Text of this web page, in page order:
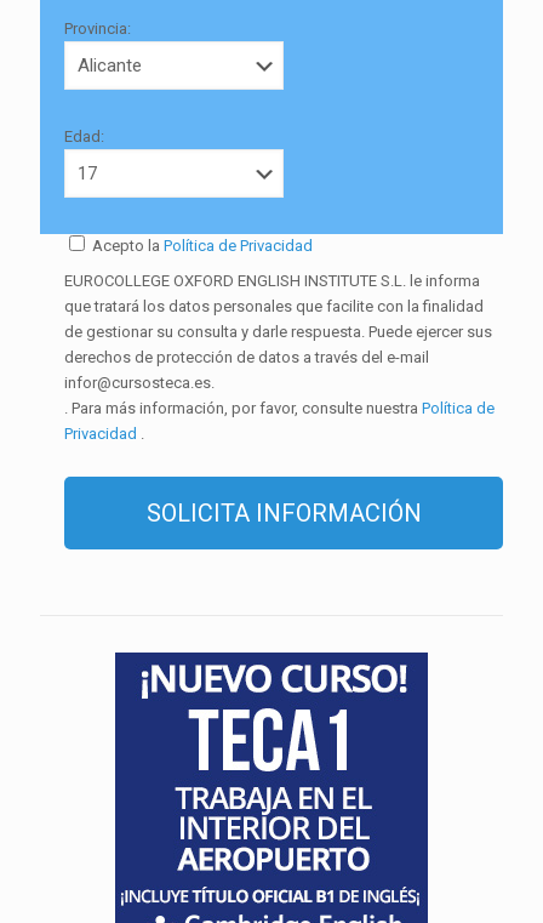
Provincia:
Edad:
Acepto la Política de Privacidad
EUROCOLLEGE OXFORD ENGLISH INSTITUTE S.L. le informa
que tratará los datos personales que facilite con la finalidad
de gestionar su consulta y darle respuesta. Puede ejercer sus
derechos de protección de datos a través del e-mail
infor@cursosteca.es.
. Para más información, por favor, consulte nuestra Política de
Privacidad .